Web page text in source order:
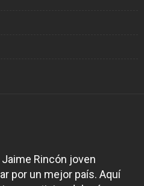
Rincón joven
por un mejor país. Aquí